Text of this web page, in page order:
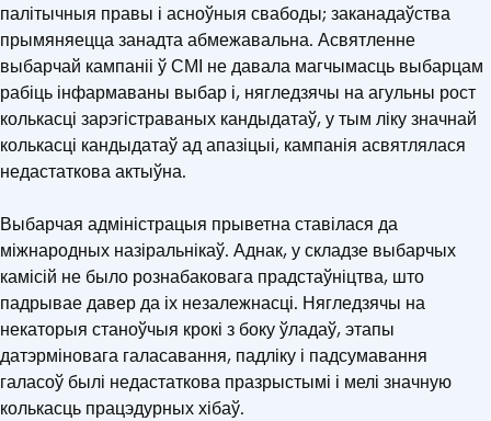
палітычныя правы і асноўныя свабоды; заканадаўства
прымяняецца занадта абмежавальна. Асвятленне
выбарчай кампаніі ў СМІ не давала магчымасць выбарцам
рабіць інфармаваны выбар і, нягледзячы на агульны рост
колькасці зарэгістраваных кандыдатаў, у тым ліку значнай
колькасці кандыдатаў ад апазіцыі, кампанія асвятлялася
недастаткова актыўна.
Выбарчая адміністрацыя прыветна ставілася да
міжнародных назіральнікаў. Аднак, у складзе выбарчых
камісій не было рознабаковага прадстаўніцтва, што
падрывае давер да іх незалежнасці. Нягледзячы на
некаторыя станоўчыя крокі з боку ўладаў, этапы
датэрміновага галасавання, падліку і падсумавання
галасоў былі недастаткова празрыстымі і мелі значную
колькасць працэдурных хібаў.